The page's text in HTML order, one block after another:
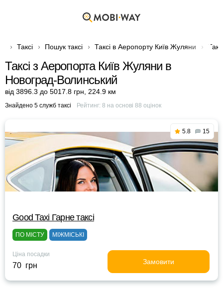
Таксі Пошук таксі Таксі в Аеропорту Київ Жуляни
Таксі з Аеропорта Київ Жуляни в
Новоград-Волинський
від 3896.3 до 5017.8 грн 224.9 км
Знайдено 5 служб таксі Рейтинг: 8 на основі 88 оцінок
5.8 15
Good Taxi Гарне таксi
ПО МІСТУ МІЖМІСЬКІ
Ціна посадки
70 грн Замовити